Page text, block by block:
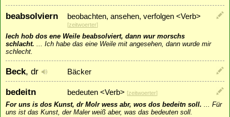
beabsolviern beobachten, ansehen, verfolgen <Verb>
[zeitwoerter]
Iech hob dos ene Weile beabsolviert, dann wur morschs
schlacht. ... Ich habe das eine Weile mit angesehen, dann wurde mir
schlecht.
Beck, dr Bäcker
bedeitn bedeuten <Verb> [zeitwoerter]
For uns is dos Kunst, dr Molr wess abr, wos dos bedeitn soll. ... Für
uns ist das Kunst, der Maler weiß aber, was das bedeuten soll.